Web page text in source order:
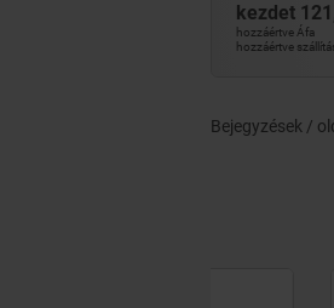
kezdet
hozzáértve Áfa
hozzáértve
Bejegyzések /